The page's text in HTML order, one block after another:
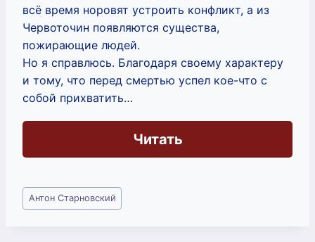
всё время норовят устроить конфликт, а из
Червоточин появляются существа,
пожирающие людей.
Но я справлюсь. Благодаря своему характеру
и тому, что перед смертью успел кое-что с
собой прихватить…
Читать
Метки
записи:
Антон Старновский